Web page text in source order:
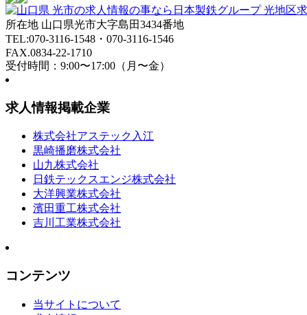
所在地 山口県光市大字島田3434番地
TEL:070-3116-1548・070-3116-1546
FAX.0834-22-1710
受付時間：9:00〜17:00（月〜金）
求人情報掲載企業
株式会社アステック入江
黒崎播磨株式会社
山九株式会社
日鉄テックスエンジ株式会社
大洋興業株式会社
濱田重工株式会社
吉川工業株式会社
コンテンツ
当サイトについて